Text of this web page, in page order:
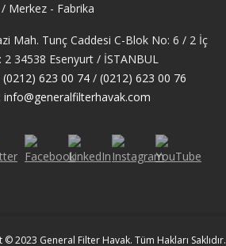
Merkez - Fabrika
Mah. Tunç Caddesi C-Blok No: 6 / 2 İç
2 34538 Esenyurt / İSTANBUL
(0212) 623 00 74 / (0212) 623 00 76
info@generalfilterhavak.com
2023 General Filter Havak. Tüm Hakları Saklıdır.